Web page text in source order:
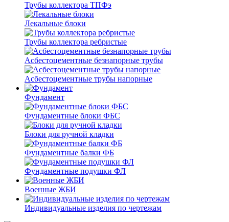
Трубы коллектора ТПФэ
Лекальные блоки
Трубы коллектора ребристые
Асбестоцементные безнапорные трубы
Асбестоцементные трубы напорные
Фундамент
Фундаментные блоки ФБС
Блоки для ручной кладки
Фундаментные балки ФБ
Фундаментные подушки ФЛ
Военные ЖБИ
Индивидуальные изделия по чертежам